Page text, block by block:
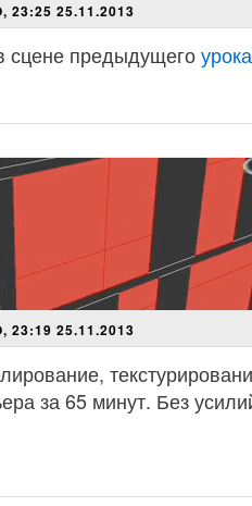
23:25 25.11.2013
сцене предыдущегоурока
23:19 25.11.2013
за 65 минут. Без